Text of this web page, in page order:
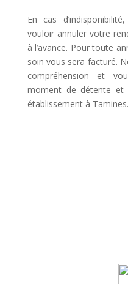
En cas
vouloir annuler votre
à l’avance. Pour toute
soin vous sera facturé.
compréhension et
moment de détente
établissement à Tamines.